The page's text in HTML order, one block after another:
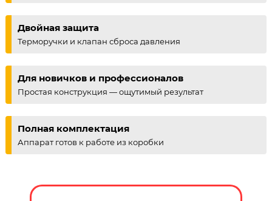
Двойная защита
Терморучки и клапан сброса давления
Для новичков и профессионалов
Простая конструкция — ощутимый результат
Полная комплектация
Аппарат готов к работе из коробки